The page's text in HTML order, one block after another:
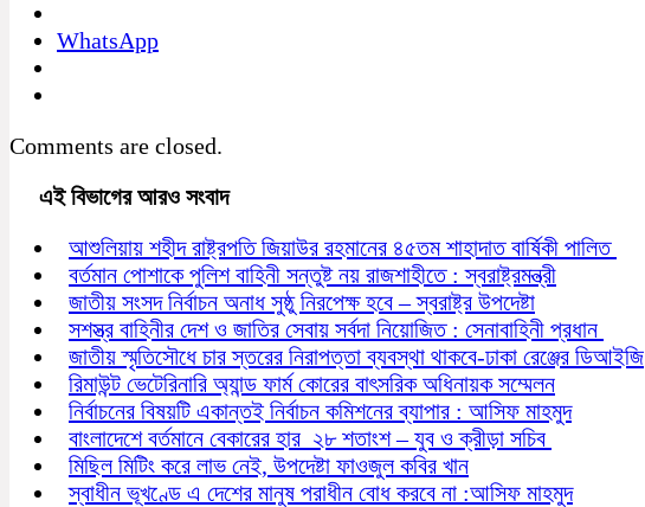
WhatsApp
Comments are closed.
এই বিভাগের আরও সংবাদ
আশুলিয়ায় শহীদ রাষ্ট্রপতি জিয়াউর রহমানের ৪৫তম শাহাদাত বার্ষিকী পালিত
বর্তমান পোশাকে পুলিশ বাহিনী সন্তুষ্ট নয় রাজশাহীতে : স্বরাষ্ট্রমন্ত্রী
জাতীয় সংসদ নির্বাচন অনাধ সুষ্ঠু নিরপেক্ষ হবে – স্বরাষ্ট্র উপদেষ্টা
সশস্ত্র বাহিনীর দেশ ও জাতির সেবায় সর্বদা নিয়োজিত : সেনাবাহিনী প্রধান
জাতীয় স্মৃতিসৌধে চার স্তরের নিরাপত্তা ব্যবস্থা থাকবে-ঢাকা রেঞ্জের ডিআইজি
রিমাউন্ট ভেটেরিনারি অ্যান্ড ফার্ম কোরের বাৎসরিক অধিনায়ক সম্মেলন
নির্বাচনের বিষয়টি একান্তই নির্বাচন কমিশনের ব্যাপার : আসিফ মাহমুদ
বাংলাদেশে বর্তমানে বেকারের হার ২৮ শতাংশ – যুব ও ক্রীড়া সচিব
মিছিল মিটিং করে লাভ নেই, উপদেষ্টা ফাওজুল কবির খান
স্বাধীন ভূখণ্ডে এ দেশের মানুষ পরাধীন বোধ করবে না :আসিফ মাহমুদ